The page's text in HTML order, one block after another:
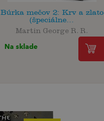
Búrka mečov 2: Krv a zlato
(špeciálne...
Martin George R. R.
Na sklade